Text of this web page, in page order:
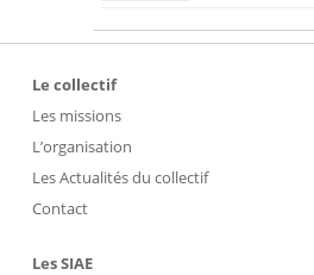
Le collectif
Les missions
L’organisation
Les Actualités du collectif
Contact
Les SIAE